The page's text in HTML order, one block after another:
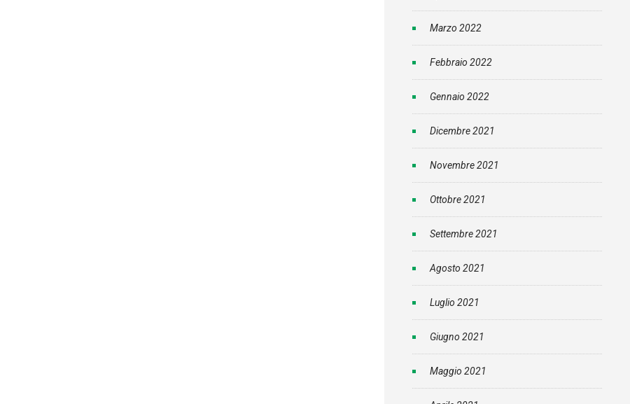
Marzo 2022
Febbraio 2022
Gennaio 2022
Dicembre 2021
Novembre 2021
Ottobre 2021
Settembre 2021
Agosto 2021
Luglio 2021
Giugno 2021
Maggio 2021